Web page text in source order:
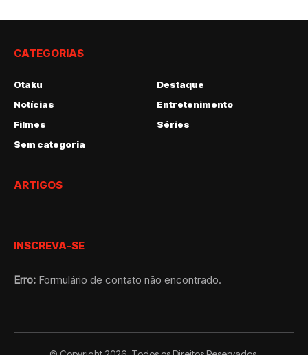
CATEGORIAS
Otaku
Destaque
Notícias
Entretenimento
Filmes
Séries
Sem categoria
ARTIGOS
INSCREVA-SE
Erro: Formulário de contato não encontrado.